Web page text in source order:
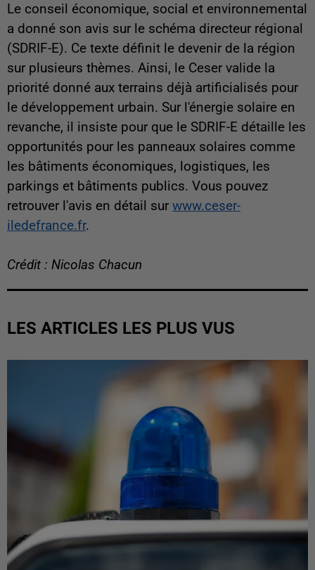
Le conseil économique, social et environnemental
a donné son avis sur le schéma directeur régional
(SDRIF-E). Ce texte définit le devenir de la région
sur plusieurs thèmes. Ainsi, le Ceser valide la
priorité donné aux terrains déjà artificialisés pour
le développement urbain. Sur l'énergie solaire en
revanche, il insiste pour que le SDRIF-E détaille les
opportunités pour les panneaux solaires comme
les bâtiments économiques, logistiques, les
parkings et bâtiments publics. Vous pouvez
retrouver l'avis en détail sur www.ceser-
iledefrance.fr.
Crédit : Nicolas Chacun
LES ARTICLES LES PLUS VUS